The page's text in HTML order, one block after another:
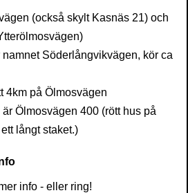
(också skylt Kasnäs 21) och
Söderlångvikvägen, kör ca
4km på Ölmosvägen
Ölmosvägen 400 (rött hus på
långt staket.)
info - eller ring!